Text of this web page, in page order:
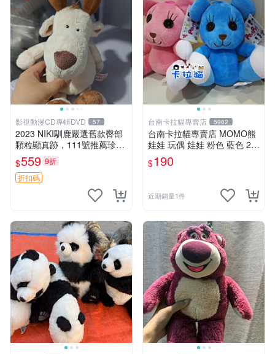
影視動漫CD專輯DVD 57
2023 NIKI馴鹿嚴選舊款臀部
顆粒顯真跡，111號推薦珍藏
品 馴鹿 舊款 尾巴顆粒
$559 9折
折扣碼
台南卡拉貓專賣店 5902
台南卡拉貓專賣店 MOMO熊
娃娃 玩偶 娃娃 粉色 藍色 2色
分售
$190
近期銷量1件